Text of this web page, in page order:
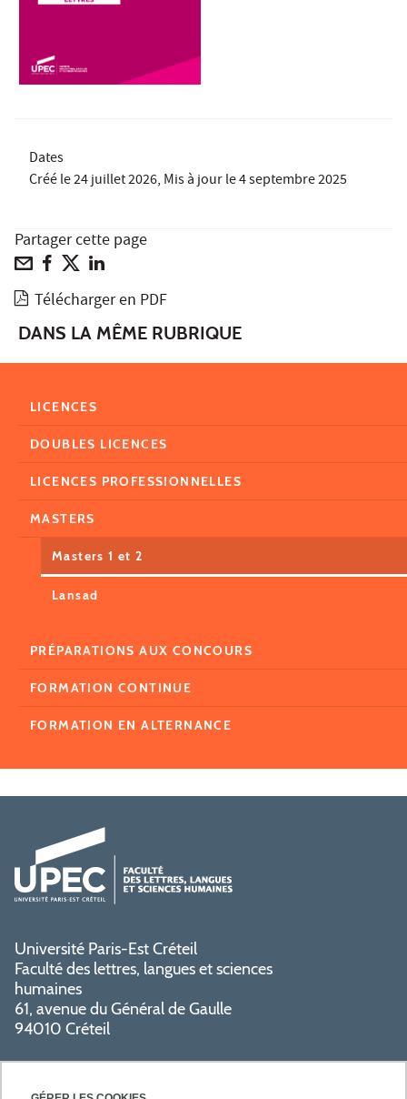
Dates
Créé le24 juillet 2026, Mis à jour le4 septembre 2025
Partager cette page
Télécharger en PDF
DANS LA MÊME RUBRIQUE
LICENCES
DOUBLES LICENCES
LICENCES PROFESSIONNELLES
MASTERS
Masters 1 et 2
Lansad
PRÉPARATIONS AUX CONCOURS
FORMATION CONTINUE
FORMATION EN ALTERNANCE
Université Paris-Est Créteil
Faculté des lettres, langues et sciences
humaines
61, avenue du Général de Gaulle
94010 Créteil